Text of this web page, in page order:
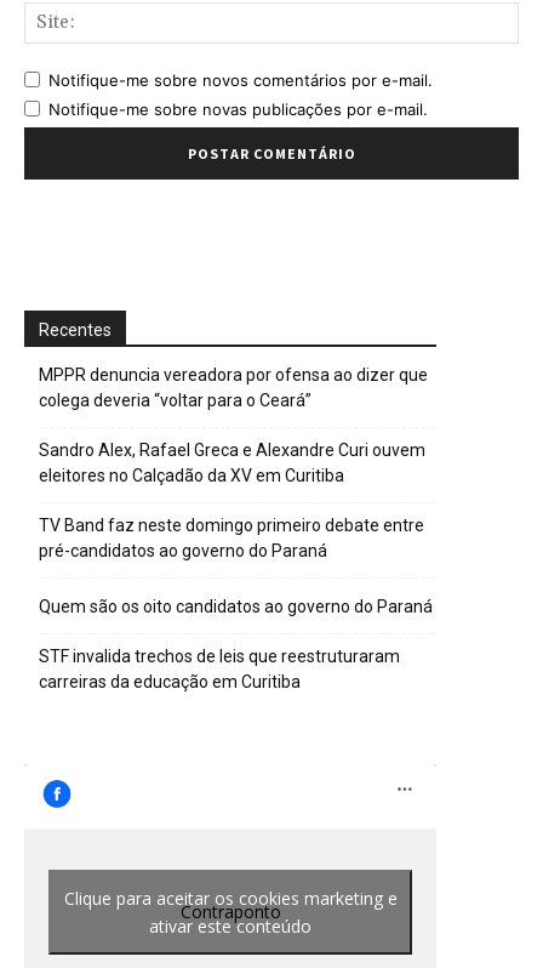
Notifique-me sobre novos comentários por e-mail.
Notifique-me sobre novas publicações por e-mail.
Recentes
MPPR denuncia vereadora por ofensa ao dizer que
colega deveria “voltar para o Ceará”
Sandro Alex, Rafael Greca e Alexandre Curi ouvem
eleitores no Calçadão da XV em Curitiba
TV Band faz neste domingo primeiro debate entre
pré-candidatos ao governo do Paraná
Quem são os oito candidatos ao governo do Paraná
STF invalida trechos de leis que reestruturaram
carreiras da educação em Curitiba
Contraponto
Clique para aceitar os cookies marketing e
ativar este conteúdo